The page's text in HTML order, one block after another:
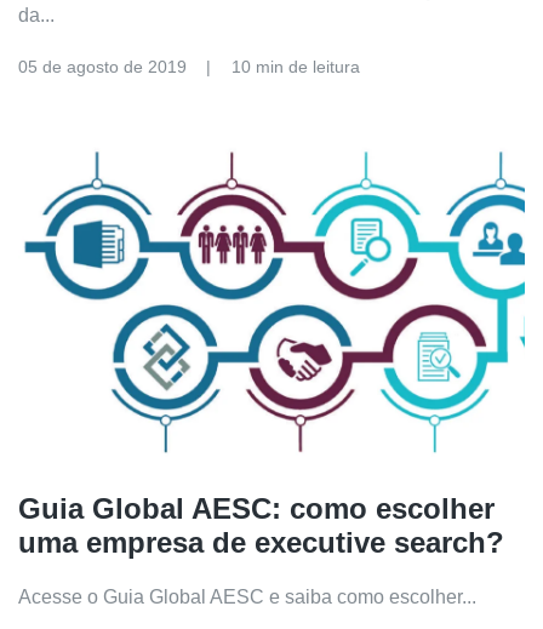
da...
05 de agosto de 2019 10 min de leitura
Guia Global AESC: como escolher
uma empresa de executive search?
Acesse o Guia Global AESC e saiba como escolher...